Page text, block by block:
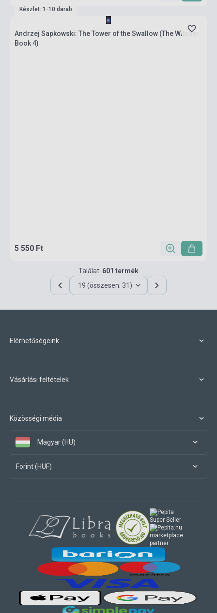
Készlet: 1-10 darab
Andrzej Sapkowski: The Tower of the Swallow (The Witcher
Book 4)
5 550 Ft
Találat: 601 termék
19 (összesen: 31)
Elérhetőségeink
Vásárlási feltételek
Közösségi média
Magyar (HU)
Forint (HUF)
marketplace
partner